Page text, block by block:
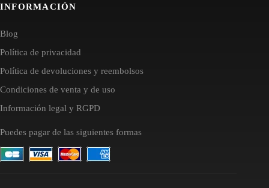
INFORMACIÓN
Blog
Política de privacidad
Política de devoluciones y reembolsos
Condiciones de venta y de uso
Información legal y RGPD
Puedes pagar de las siguientes formas